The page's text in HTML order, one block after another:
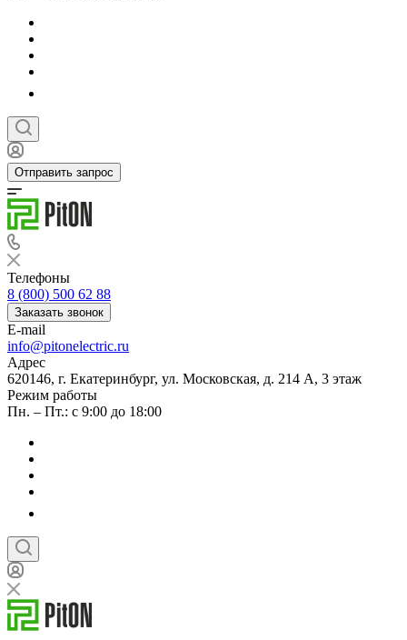
Отправить запрос
Телефоны
8 (800) 500 62 88
Заказать звонок
E-mail
info@pitonelectric.ru
Адрес
620146, г. Екатеринбург, ул. Московская, д. 214 А, 3 этаж
Режим работы
Пн. – Пт.: с 9:00 до 18:00